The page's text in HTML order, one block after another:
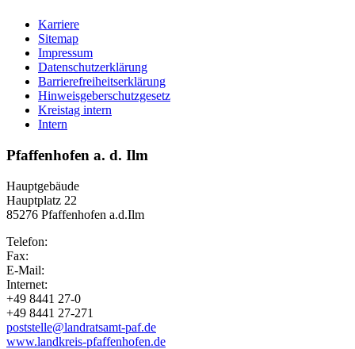
Karriere
Sitemap
Impressum
Datenschutzerklärung
Barrierefreiheitserklärung
Hinweisgeberschutzgesetz
Kreistag intern
Intern
Pfaffenhofen a. d. Ilm
Hauptgebäude
Hauptplatz 22
85276 Pfaffenhofen a.d.Ilm
Telefon:
Fax:
E-Mail:
Internet:
+49 8441 27-0
+49 8441 27-271
poststelle@landratsamt-paf.de
www.landkreis-pfaffenhofen.de